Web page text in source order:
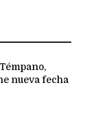
nueva fecha